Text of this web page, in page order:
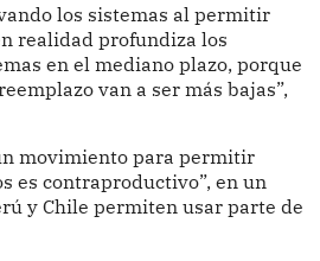
los sistemas al permitir
realidad profundiza los
en el mediano plazo, porque
van a ser más bajas”,
movimiento para permitir
es contraproductivo”, en un
y Chile permiten usar parte de